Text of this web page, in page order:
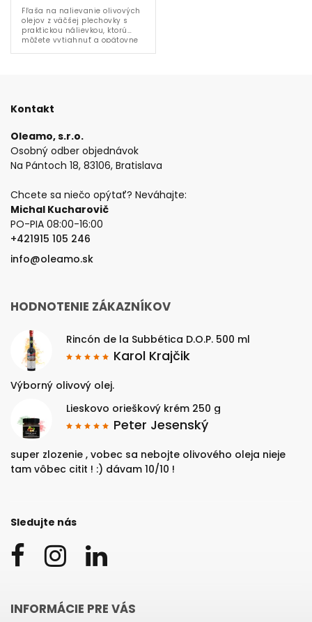
Fľaša na nalievanie olivových
olejov z väčšej plechovky s
praktickou nálievkou, ktorú
môžete vytiahnuť a opätovne
Kontakt
Oleamo, s.r.o.
Osobný odber objednávok
Na Pántoch 18, 83106, Bratislava
Chcete sa niečo opýtať? Neváhajte:
Michal Kucharovič
PO-PIA 08:00-16:00
+421915 105 246
info@oleamo.sk
HODNOTENIE ZÁKAZNÍKOV
Rincón de la Subbética D.O.P. 500 ml
Karol Krajčik
Výborný olivový olej.
Lieskovo orieškový krém 250 g
Peter Jesenský
super zlozenie , vobec sa nebojte olivového oleja nieje
tam vôbec citit ! :) dávam 10/10 !
Sledujte nás
INFORMÁCIE PRE VÁS